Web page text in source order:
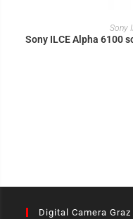
IN
Sony
Sony ILCE Alpha 6100
Digital Camera Graz